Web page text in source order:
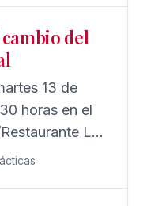
ESCOBAR
a la
Jesús
del
Sardinero
orilla de la
del
13 de
horas en el
La
Peral Nº